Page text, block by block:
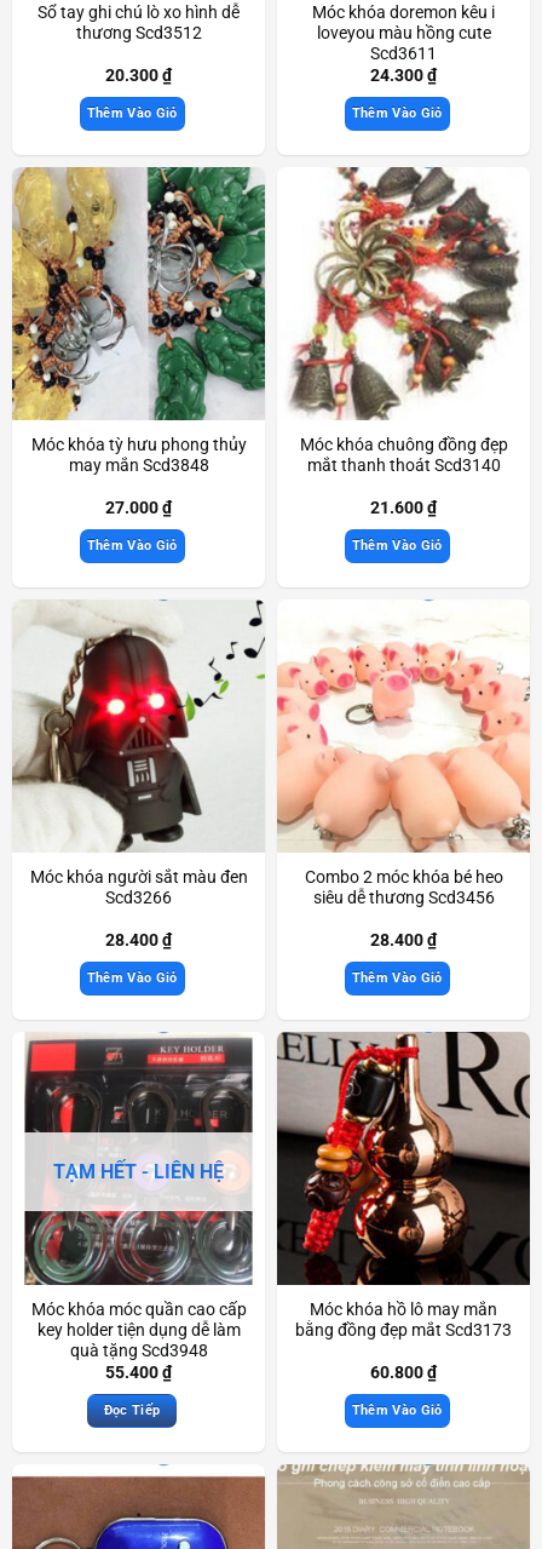
Sổ tay ghi chú lò xo hình dễ
thương Scd3512
20.300₫
Thêm Vào Giỏ
Móc khóa doremon kêu i
loveyou màu hồng cute
Scd3611
24.300₫
Thêm Vào Giỏ
Móc khóa tỳ hưu phong thủy
may mắn Scd3848
27.000₫
Thêm Vào Giỏ
Móc khóa chuông đồng đẹp
mắt thanh thoát Scd3140
21.600₫
Thêm Vào Giỏ
Móc khóa người sắt màu đen
Scd3266
28.400₫
Thêm Vào Giỏ
Combo 2 móc khóa bé heo
siêu dễ thương Scd3456
28.400₫
Thêm Vào Giỏ
TẠM HẾT - LIÊN HỆ
Móc khóa móc quần cao cấp
key holder tiện dụng dễ làm
quà tặng Scd3948
55.400₫
Đọc Tiếp
Móc khóa hồ lô may mắn
bằng đồng đẹp mắt Scd3173
60.800₫
Thêm Vào Giỏ